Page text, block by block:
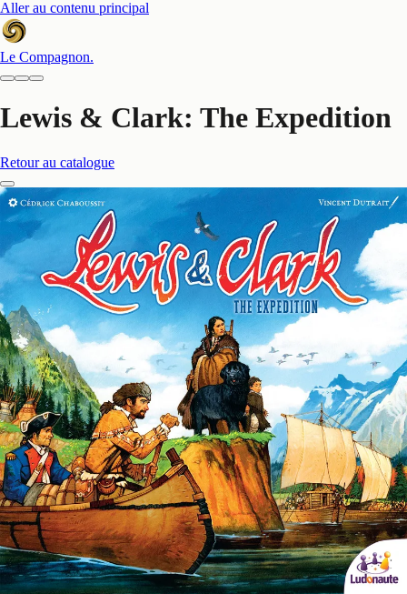
Aller au contenu principal
Le Compagnon.
Lewis & Clark: The Expedition
Retour au catalogue